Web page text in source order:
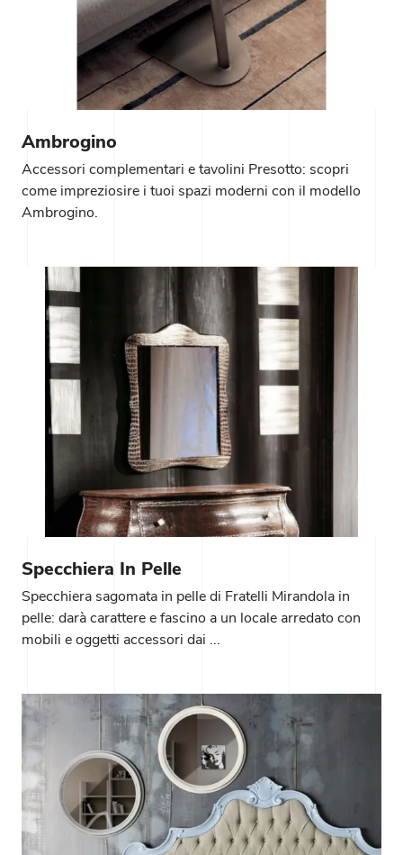
Ambrogino
Accessori complementari e tavolini Presotto: scopri
come impreziosire i tuoi spazi moderni con il modello
Ambrogino.
Specchiera In Pelle
Specchiera sagomata in pelle di Fratelli Mirandola in
pelle: darà carattere e fascino a un locale arredato con
mobili e oggetti accessori dai ...